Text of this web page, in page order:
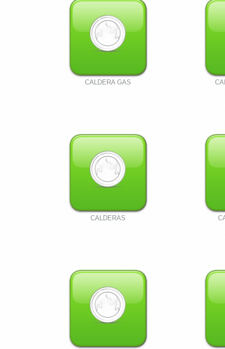
CALDERA GAS
CALDERAS